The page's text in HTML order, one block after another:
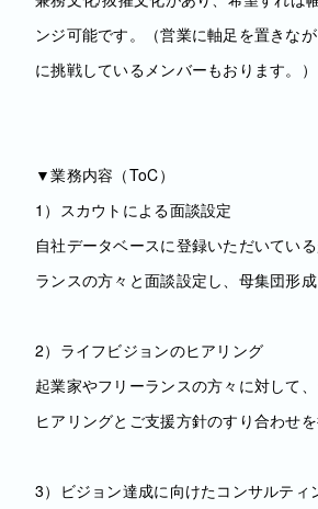
ンジ可能です。（営業に軸足を置きな
に挑戦しているメンバーもおります。）
▼業務内容（ToC）
1）スカウトによる面談設定
自社データベースに登録いただいてい
ランスの方々と面談設定し、母集団形成
2）ライフビジョンのヒアリング
起業家やフリーランスの方々に対して
ヒアリングとご支援方針のすり合わせを
3）ビジョン達成に向けたコンサルティ